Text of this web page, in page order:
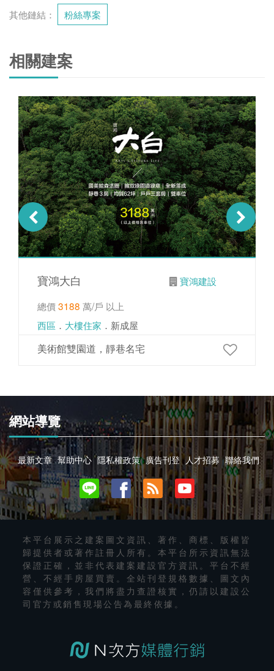
其他鏈結： 粉絲專案
相關建案
寶鴻大白
寶鴻建設
總價3188 萬/戶 以上
西區 ． 大樓住家 ．新成屋
美術館雙園道，靜巷名宅
網站導覽
最新文章 幫助中心 隱私權政策 廣告刊登 人才招募 聯絡我們
本平台展示之建案圖文資訊、著作、商標、版權皆
歸提供者或著作註冊人所有。本平台所示資訊無法
保證正確，並非代表建案建設官方資訊。平台不經
營、不經手房屋買賣。全站刊登規格數據、圖文內
容僅供參考，我們將盡力查證核實，仍請以建設公
司官方或銷售現場公告為最終依據。